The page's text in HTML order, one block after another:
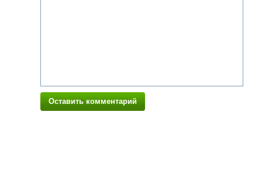
Оставить комментарий